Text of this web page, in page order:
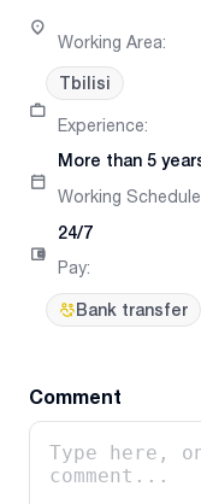
Working Area:
Tbilisi
Experience:
More than 5
Working Schedule
24/7
Pay:
Bank transfer
Comment